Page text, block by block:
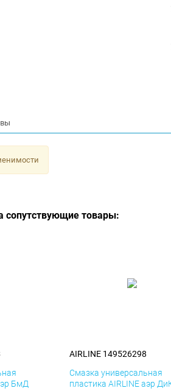
сопутствующие товары:
БмД
AIRLINE 149526298
Смазка универсальная
пластика AIRLINE аэр